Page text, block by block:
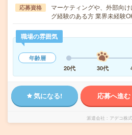
応募資格
マーケティングや、外部向
グ経験のある方 業界未経験
職場の雰囲気
年齢層
20代
30代
気になる! 応募へ進む
派遣会社 アデコ株